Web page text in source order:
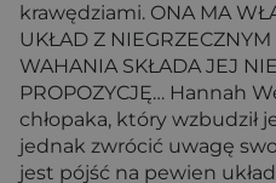
krawędziami. ONA MA
UKŁAD Z
WAHANIA SKŁADA JEJ
PROPOZYCJĘ… Hannah
chłopaka, który wzbudził
jednak zwrócić uwagę
jest pójść na pewien